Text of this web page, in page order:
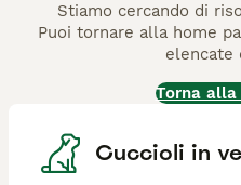
Stiamo cercando di
Puoi tornare alla home
elencate
Torna alla
Cuccioli in